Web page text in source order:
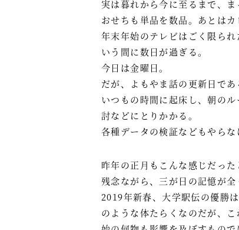
実は暮れから今に至るまで、
おせちも単品を数品。あとはカ
年末年始のテレビはごく限ら
いう間に数日が過ぎる。
今日は金曜日。
だが、よもやま話の更新日であ
いつもの時間に起床し、朝の
討などにとりかかる。
各種データの検証などもやらな
昨年の正月もこんな感じだった
残念ながら、三が日の記憶が全
2019年新春、大学駅伝の優勝
のような体たらくなのだが、